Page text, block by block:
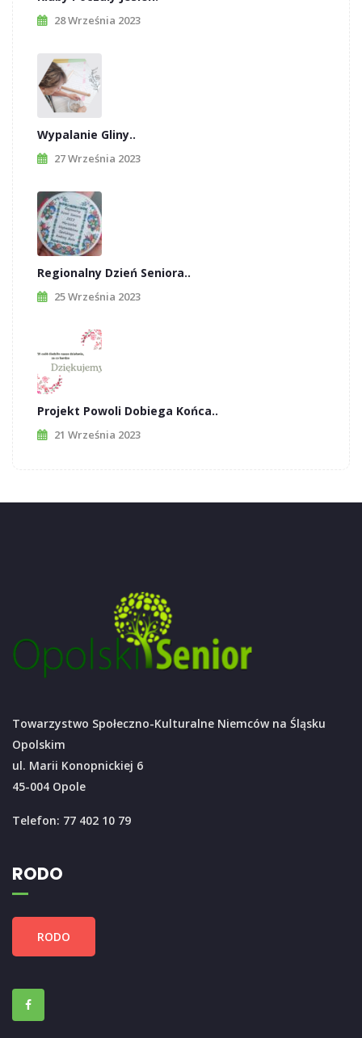
28 Września 2023
Wypalanie Gliny..
27 Września 2023
Regionalny Dzień Seniora..
25 Września 2023
Projekt Powoli Dobiega Końca..
21 Września 2023
Towarzystwo Społeczno-Kulturalne Niemców na Śląsku
Opolskim
ul. Marii Konopnickiej 6
45-004 Opole
Telefon: 77 402 10 79
RODO
RODO